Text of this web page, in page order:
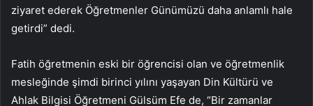
ziyaret ederek Öğretmenler Günümüzü daha anlamlı hale
getirdi” dedi.
Fatih öğretmenin eski bir öğrencisi olan ve öğretmenlik
mesleğinde şimdi birinci yılını yaşayan Din Kültürü ve
Ahlak Bilgisi Öğretmeni Gülsüm Efe de, “Bir zamanlar